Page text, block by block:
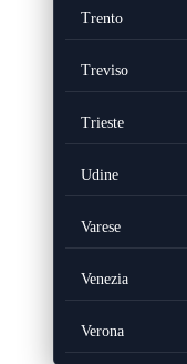
Trento
Treviso
Trieste
Udine
Varese
Venezia
Verona